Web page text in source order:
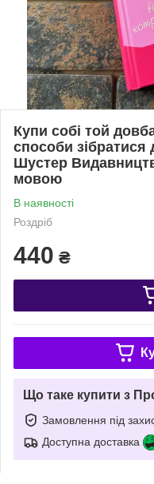
Купи собі той
способи зібратися
Шустер
мовою
В наявності
Роздріб
440 ₴
Що таке купити з
Замовлення під
Доступна доставка